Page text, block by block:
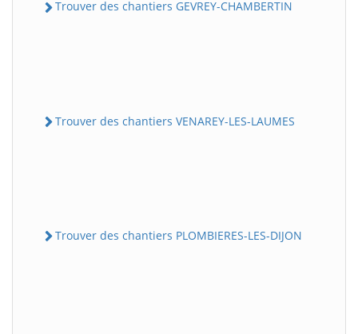
Trouver des chantiers GEVREY-CHAMBERTIN
Trouver des chantiers VENAREY-LES-LAUMES
Trouver des chantiers PLOMBIERES-LES-DIJON